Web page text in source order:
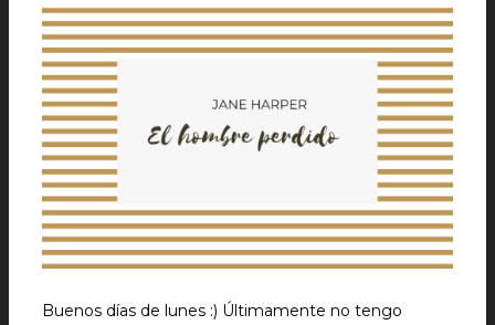
Buenos días de lunes :) Últimamente no tengo